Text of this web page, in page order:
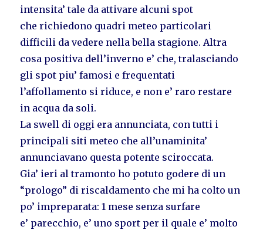
intensita’ tale da attivare alcuni spot
che richiedono quadri meteo particolari
difficili da vedere nella bella stagione. Altra
cosa positiva dell’inverno e’ che, tralasciando
gli spot piu’ famosi e frequentati
l’affollamento si riduce, e non e’ raro restare
in acqua da soli.
La swell di oggi era annunciata, con tutti i
principali siti meteo che all’unaminita’
annunciavano questa potente sciroccata.
Gia’ ieri al tramonto ho potuto godere di un
“prologo” di riscaldamento che mi ha colto un
po’ impreparata: 1 mese senza surfare
e’ parecchio, e’ uno sport per il quale e’ molto